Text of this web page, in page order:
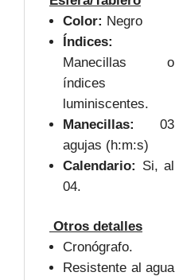
Color: Negro
Índices:
Manecillas o
índices
luminiscentes.
Manecillas:
03
agujas (h:m:s)
Calendario: Si, al
04.
Otros detalles
Cronógrafo.
Resistente al agua